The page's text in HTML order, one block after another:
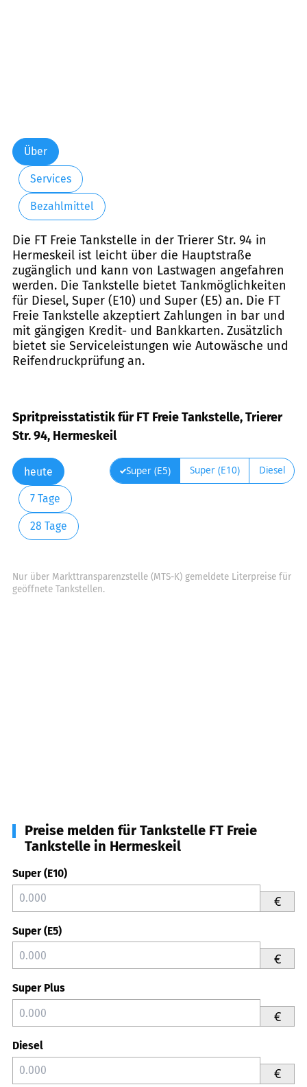
Über
Services
Bezahlmittel
Die FT Freie Tankstelle in der Trierer Str. 94 in
Hermeskeil ist leicht über die Hauptstraße
zugänglich und kann von Lastwagen angefahren
werden. Die Tankstelle bietet Tankmöglichkeiten
für Diesel, Super (E10) und Super (E5) an. Die FT
Freie Tankstelle akzeptiert Zahlungen in bar und
mit gängigen Kredit- und Bankkarten. Zusätzlich
bietet sie Serviceleistungen wie Autowäsche und
Reifendruckprüfung an.
Spritpreisstatistik für FT Freie Tankstelle, Trierer
Str. 94, Hermeskeil
heute
7 Tage
28 Tage
Super (E5) Super (E10) Diesel
Nur über Markttransparenzstelle (MTS-K) gemeldete Literpreise für
geöffnete Tankstellen.
Preise melden für Tankstelle FT Freie
Tankstelle in Hermeskeil
Super (E10)
€
Super (E5)
€
Super Plus
€
Diesel
€